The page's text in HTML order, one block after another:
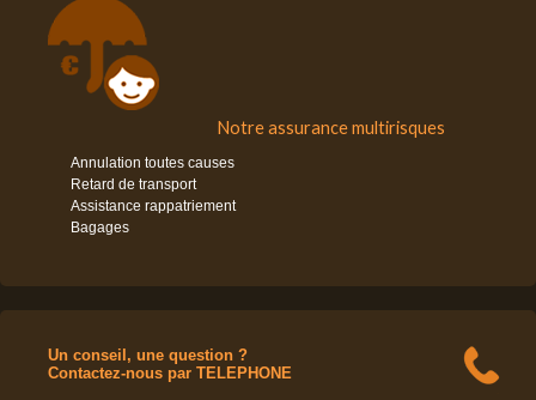
Notre assurance multirisques
Annulation toutes causes
Retard de transport
Assistance rappatriement
Bagages
Un conseil, une question ?
Contactez-nous par TELEPHONE